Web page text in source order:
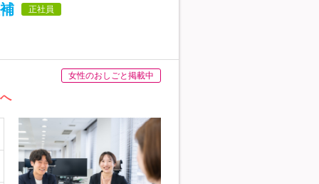
正社員
女性のおしごと掲載中